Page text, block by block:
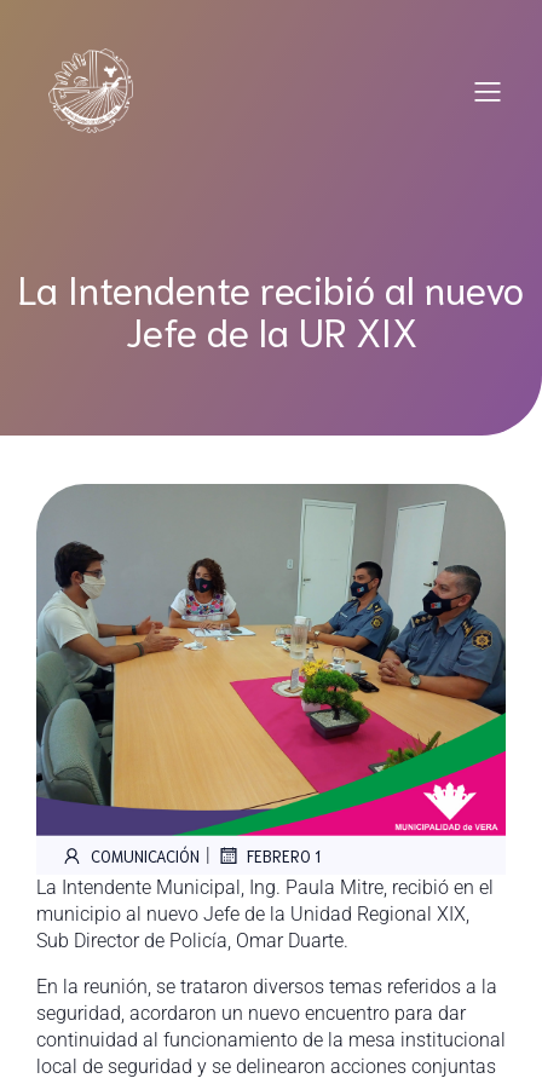
contenido
La Intendente recibió al nuevo
Jefe de la UR XIX
COMUNICACIÓN | FEBRERO 1
La Intendente Municipal, Ing. Paula Mitre, recibió en el
municipio al nuevo Jefe de la Unidad Regional XIX,
Sub Director de Policía, Omar Duarte.
En la reunión, se trataron diversos temas referidos a la
seguridad, acordaron un nuevo encuentro para dar
continuidad al funcionamiento de la mesa institucional
local de seguridad y se delinearon acciones conjuntas